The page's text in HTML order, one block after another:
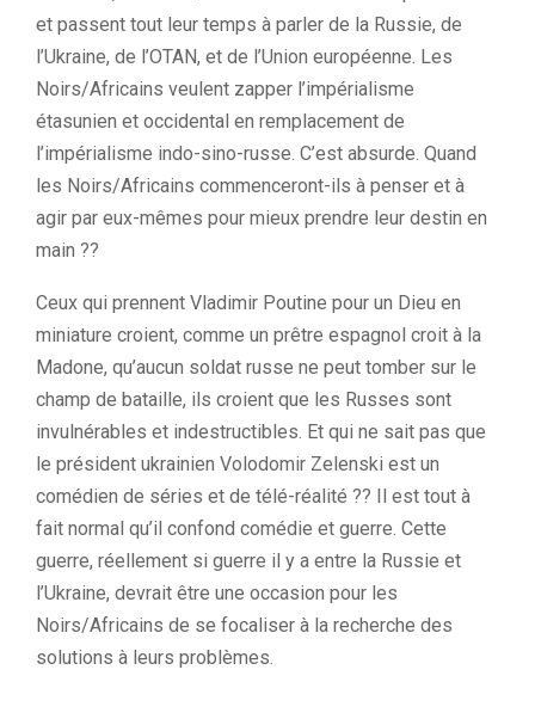
et passent tout leur temps à parler de la Russie, de
l’Ukraine, de l’OTAN, et de l’Union européenne. Les
Noirs/Africains veulent zapper l’impérialisme
étasunien et occidental en remplacement de
l’impérialisme indo-sino-russe. C’est absurde. Quand
les Noirs/Africains commenceront-ils à penser et à
agir par eux-mêmes pour mieux prendre leur destin en
main ??
Ceux qui prennent Vladimir Poutine pour un Dieu en
miniature croient, comme un prêtre espagnol croit à la
Madone, qu’aucun soldat russe ne peut tomber sur le
champ de bataille, ils croient que les Russes sont
invulnérables et indestructibles. Et qui ne sait pas que
le président ukrainien Volodomir Zelenski est un
comédien de séries et de télé-réalité ?? Il est tout à
fait normal qu’il confond comédie et guerre. Cette
guerre, réellement si guerre il y a entre la Russie et
l’Ukraine, devrait être une occasion pour les
Noirs/Africains de se focaliser à la recherche des
solutions à leurs problèmes.